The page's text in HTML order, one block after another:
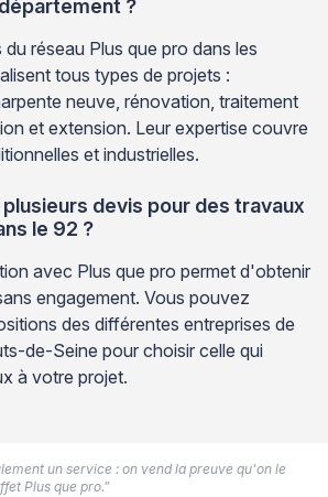
?
réseau Plus que pro dans les
tous types de projets :
neuve, rénovation, traitement
et extension. Leur expertise couvre
et industrielles.
devis pour des travaux
le 92 ?
avec Plus que pro permet d'obtenir
engagement. Vous pouvez
des différentes entreprises de
de-Seine pour choisir celle qui
à votre projet.
un service : on vend la preuve qu'on le
Plus que pro.”